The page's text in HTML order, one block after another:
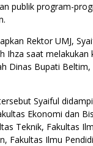
publik program-
Rektor UMJ,
Ihza saat melakukan
Dinas Bupati Beltim,
Syaiful
Ekonomi dan
Teknik, Fakultas
Fakultas Ilmu